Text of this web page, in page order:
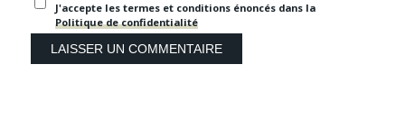
J'accepte les termes et conditions énoncés dans la
Politique de confidentialité